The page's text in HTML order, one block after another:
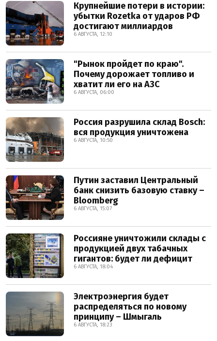
Крупнейшие потери в истории:
убытки Rozetka от ударов РФ
достигают миллиардов
6 АВГУСТА, 12:10
"Рынок пройдет по краю".
Почему дорожает топливо и
хватит ли его на АЗС
6 АВГУСТА, 06:00
Россия разрушила склад Bosch:
вся продукция уничтожена
6 АВГУСТА, 10:50
Путин заставил Центральный
банк снизить базовую ставку –
Bloomberg
6 АВГУСТА, 15:07
Россияне уничтожили склады с
продукцией двух табачных
гигантов: будет ли дефицит
6 АВГУСТА, 18:04
Электроэнергия будет
распределяться по новому
принципу – Шмыгаль
6 АВГУСТА, 18:23